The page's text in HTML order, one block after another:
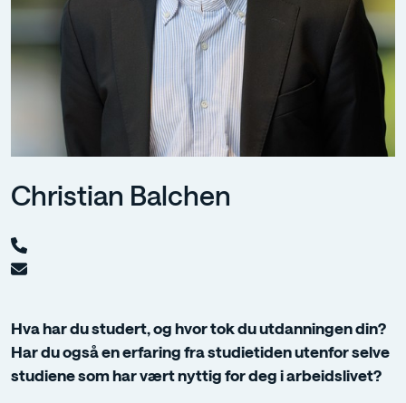
Christian Balchen
Hva har du studert, og hvor tok du utdanningen din?
Har du også en erfaring fra studietiden utenfor selve
studiene som har vært nyttig for deg i arbeidslivet?